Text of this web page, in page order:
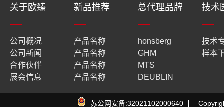
关于欧臻
公司概况
公司新闻
合作伙伴
展会信息
新品推荐
产品名称
产品名称
产品名称
产品名称
总代理品牌
honsberg
GHM
MTS
DEUBLIN
技术
技术
样本
苏公网安备:32021102000640